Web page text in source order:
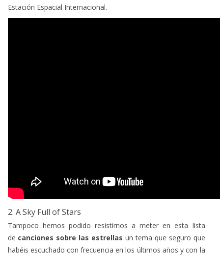
Estación Espacial Internacional.
2. A Sky Full of Stars
Tampoco hemos podido resistirnos a meter en esta lista
de canciones sobre las estrellas un tema que seguro que
habéis escuchado con frecuencia en los últimos años y con la